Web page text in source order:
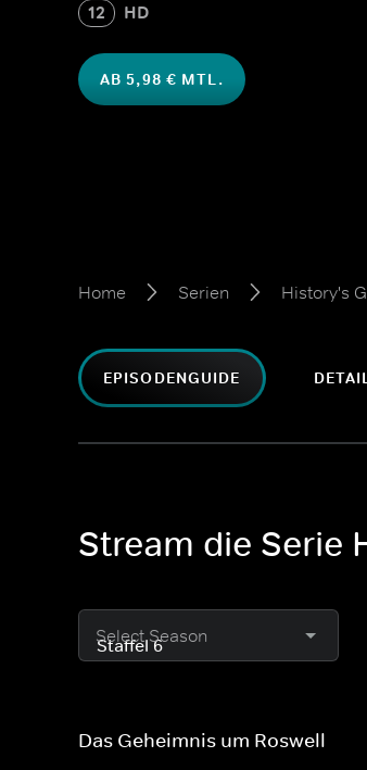
12 HD
AB 5,98 € MTL.
Home Serien History's
EPISODENGUIDE
Stream die Serie
Select Season
Das Geheimnis um Roswell